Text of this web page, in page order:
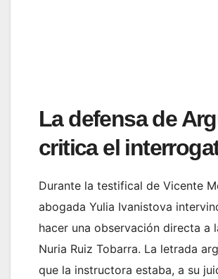
La defensa de
critica el
Durante la testifical de Vicente
abogada Yulia Ivanistova
hacer una observación directa a
Nuria Ruiz Tobarra. La letrada
que la instructora estaba, a su